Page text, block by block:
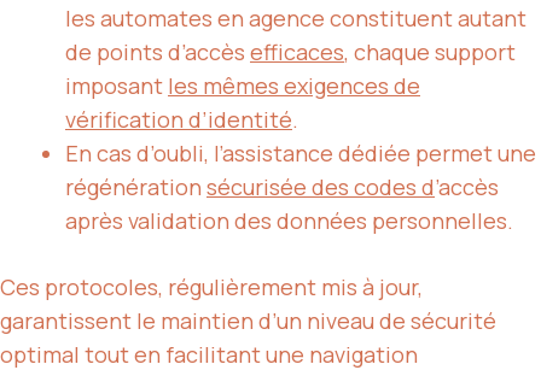
les automates en agence constituent autant
de points d’accès efficaces, chaque support
imposant les mêmes exigences de
vérification d’identité.
En cas d’oubli, l’assistance dédiée permet une
régénération sécurisée des codes d’accès
après validation des données personnelles.
Ces protocoles, régulièrement mis à jour,
garantissent le maintien d’un niveau de sécurité
optimal tout en facilitant une navigation